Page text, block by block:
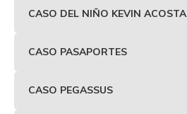
CASO DEL NIÑO KEVIN ACOSTA
CASO PASAPORTES
CASO PEGASSUS